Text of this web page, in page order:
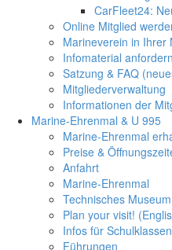
CarFleet24:
Online Mitglied
Marineverein in Ihrer
Infomaterial anfordern
Satzung & FAQ
Mitgliederverwaltung
Informationen der
Marine-Ehrenmal & U 995
Marine-Ehrenmal
Preise &
Anfahrt
Marine-Ehrenmal
Technisches
Plan your visit!
Infos für
Führungen